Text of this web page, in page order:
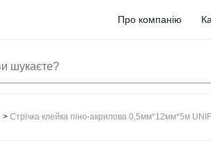
Про компанію
Стрічка клейка піно-акрилова 0,5мм*12мм*5м